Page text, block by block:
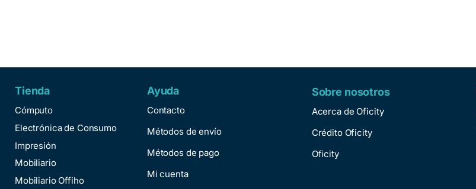
Tienda
Cómputo
Electrónica de Consumo
Impresión
Mobiliario
Mobiliario Offiho
Ayuda
Contacto
Métodos de envío
Métodos de pago
Mi cuenta
Sobre nosotros
Acerca de Oficity
Crédito Oficity
Oficity